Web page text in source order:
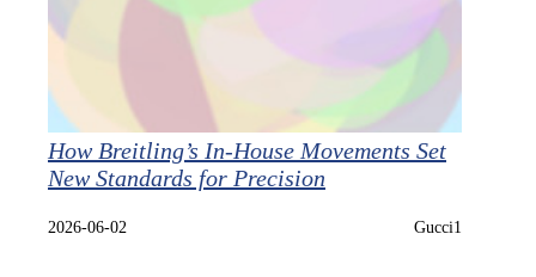
How Breitling’s In‑House Movements Set
New Standards for Precision
2026-06-02 Gucci1